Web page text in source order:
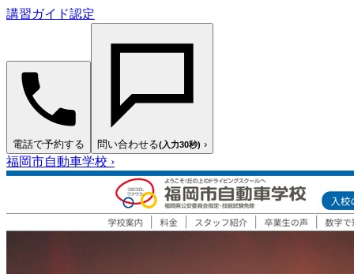
講習ガイド認定
電話で予約する 問い合わせる(入力30秒) ›
福岡市自動車学校 ›